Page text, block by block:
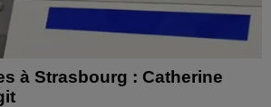
à Strasbourg : Catherine